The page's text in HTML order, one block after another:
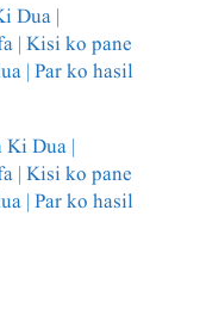
Dua |
| Kisi ko pane
| Par ko hasil
Ki Dua |
| Kisi ko pane
| Par ko hasil